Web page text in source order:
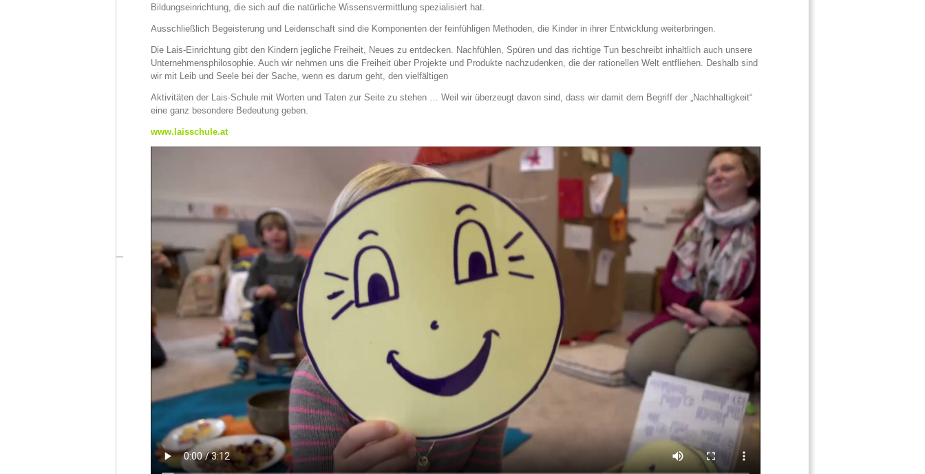
Bildungseinrichtung, die sich auf die natürliche Wissensvermittlung spezialisiert hat.
Ausschließlich Begeisterung und Leidenschaft sind die Komponenten der feinfühligen Methoden, die Kinder in ihrer Entwicklung weiterbringen.
Die Lais-Einrichtung gibt den Kindern jegliche Freiheit, Neues zu entdecken. Nachfühlen, Spüren und das richtige Tun beschreibt inhaltlich auch unsere
Unternehmensphilosophie. Auch wir nehmen uns die Freiheit über Projekte und Produkte nachzudenken, die der rationellen Welt entfliehen. Deshalb sind
wir mit Leib und Seele bei der Sache, wenn es darum geht, den vielfältigen
Aktivitäten der Lais-Schule mit Worten und Taten zur Seite zu stehen … Weil wir überzeugt davon sind, dass wir damit dem Begriff der „Nachhaltigkeit“
eine ganz besondere Bedeutung geben.
www.laisschule.at